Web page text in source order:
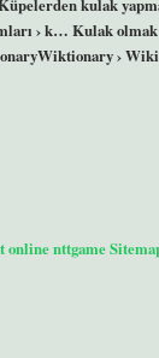
› k… Kulak
› Wiki
onlinenttgame